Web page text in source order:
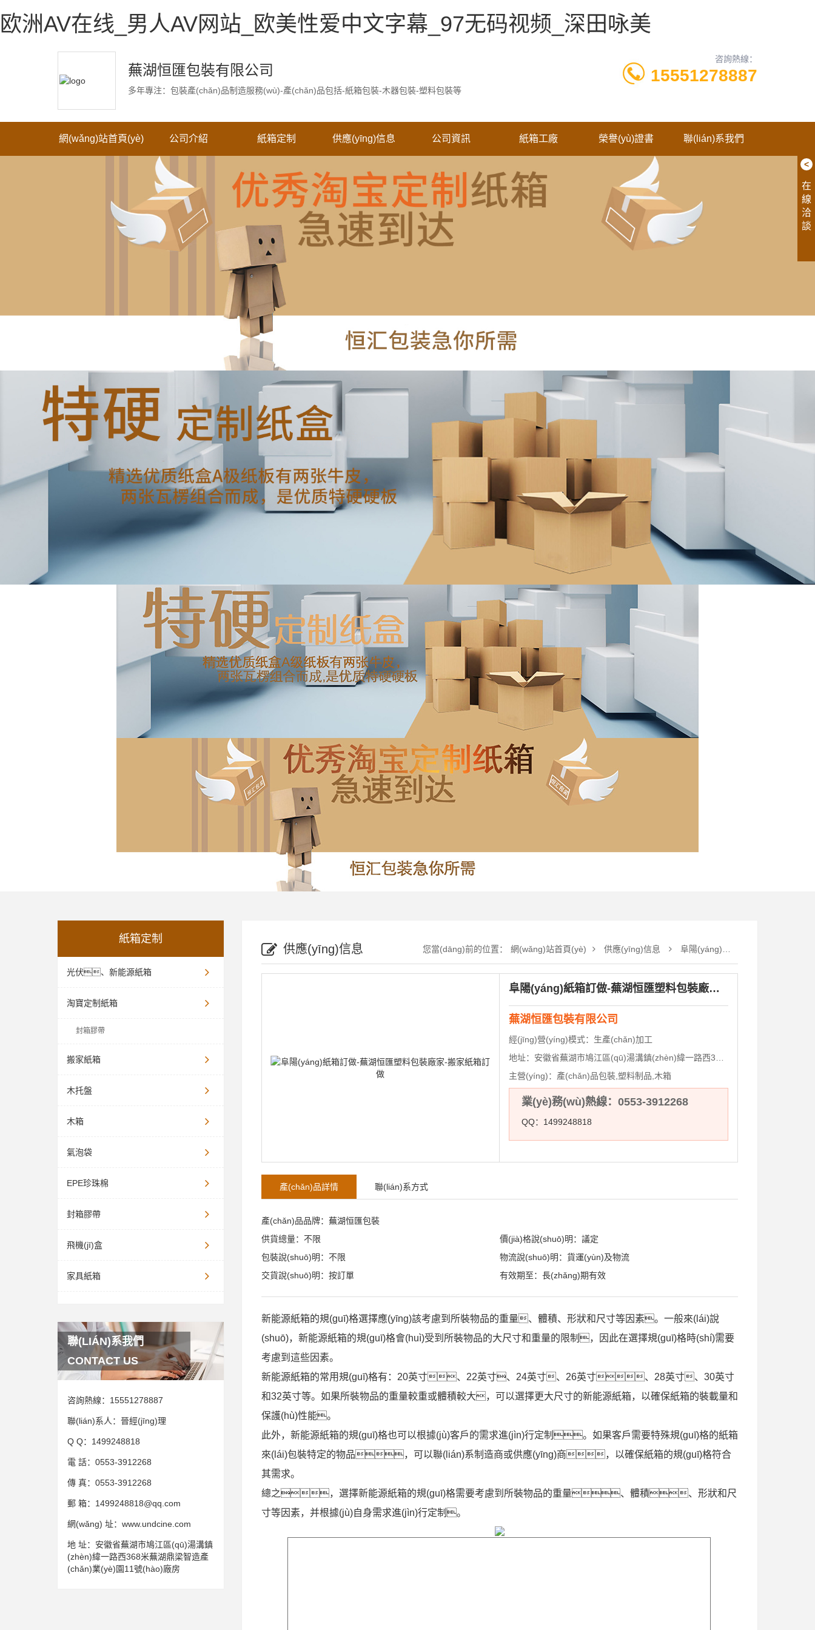
欧洲AV在线_男人AV网站_欧美性爱中文字幕_97无码视频_深田咏美
蕪湖恒匯包裝有限公司
多年專注：包裝產(chǎn)品制造服務(wù)-產(chǎn)品包括-紙箱包裝-木器包裝-塑料包裝等
咨詢熱線：
15551278887
網(wǎng)站首頁(yè) 公司介紹 紙箱定制 供應(yīng)信息 公司資訊 紙箱工廠 榮譽(yù)證書 聯(lián)系我們
紙箱定制
光伏、新能源紙箱
淘寶定制紙箱
封箱膠帶
搬家紙箱
木托盤
木箱
氣泡袋
EPE珍珠棉
封箱膠帶
飛機(jī)盒
家具紙箱
聯(LIÁN)系我們
CONTACT US
咨詢熱線： 15551278887
聯(lián)系人： 晉經(jīng)理
Q Q： 1499248818
電 話： 0553-3912268
傳 真： 0553-3912268
郵 箱： 1499248818@qq.com
網(wǎng) 址： www.undcine.com
地 址： 安徽省蕪湖市鳩江區(qū)湯溝鎮
(zhèn)緯一路西368米蕪湖鼎梁智造產
(chǎn)業(yè)園11號(hào)廠房
供應(yīng)信息 您當(dāng)前的位置： 網(wǎng)站首頁(yè) 供應(yīng)信息 阜陽(yáng)紙箱訂做-蕪湖恒匯塑料包裝廠家-搬家紙箱訂做
阜陽(yáng)紙箱訂做-蕪湖恒匯塑料包裝廠家-搬家紙箱訂做
蕪湖恒匯包裝有限公司
經(jīng)營(yíng)模式： 生產(chǎn)加工
地址： 安徽省蕪湖市鳩江區(qū)湯溝鎮(zhèn)緯一路西368米蕪湖鼎梁智造產(chǎn)業(yè)園11號(hào)廠房
主營(yíng)： 產(chǎn)品包裝,塑料制品,木箱
業(yè)務(wù)熱線：0553-3912268
QQ：1499248818
產(chǎn)品詳情 聯(lián)系方式
產(chǎn)品品牌：蕪湖恒匯包裝
供貨總量：不限
價(jià)格說(shuō)明：議定
包裝說(shuō)明：不限
物流說(shuō)明：貨運(yùn)及物流
交貨說(shuō)明：按訂單
有效期至：長(zhǎng)期有效
新能源紙箱的規(guī)格選擇應(yīng)該考慮到所裝物品的重量、體積、形狀和尺寸等因素。一般來(lái)說
(shuō)，新能源紙箱的規(guī)格會(huì)受到所裝物品的大尺寸和重量的限制，因此在選擇規(guī)格時(shí)需要
考慮到這些因素。
新能源紙箱的常用規(guī)格有：20英寸、22英寸、24英寸、26英寸、28英寸、30英寸
和32英寸等。如果所裝物品的重量較重或體積較大，可以選擇更大尺寸的新能源紙箱，以確保紙箱的裝載量和
保護(hù)性能。
此外，新能源紙箱的規(guī)格也可以根據(jù)客戶的需求進(jìn)行定制。如果客戶需要特殊規(guī)格的紙箱
來(lái)包裝特定的物品，可以聯(lián)系制造商或供應(yīng)商，以確保紙箱的規(guī)格符合
其需求。
總之，選擇新能源紙箱的規(guī)格需要考慮到所裝物品的重量、體積、形狀和尺
寸等因素，并根據(jù)自身需求進(jìn)行定制。
<
在
線
洽
談